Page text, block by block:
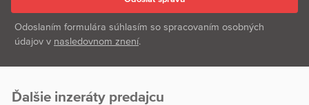
Odoslaním formulára súhlasím so spracovaním osobných
údajov v nasledovnom znení.
Ďalšie inzeráty predajcu